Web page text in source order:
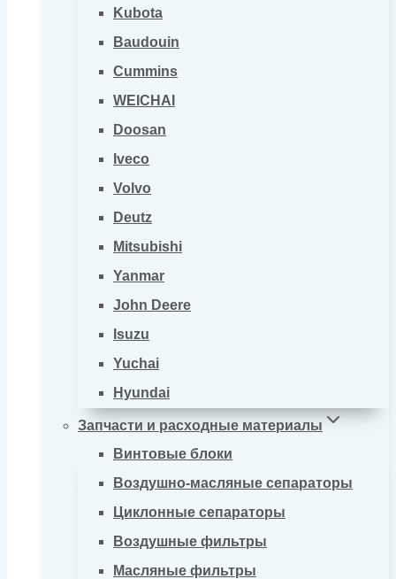
Kubota
Baudouin
Cummins
WEICHAI
Doosan
Iveco
Volvo
Deutz
Mitsubishi
Yanmar
John Deere
Isuzu
Yuchai
Hyundai
Запчасти и расходные материалы
Винтовые блоки
Воздушно-масляные сепараторы
Циклонные сепараторы
Воздушные фильтры
Масляные фильтры